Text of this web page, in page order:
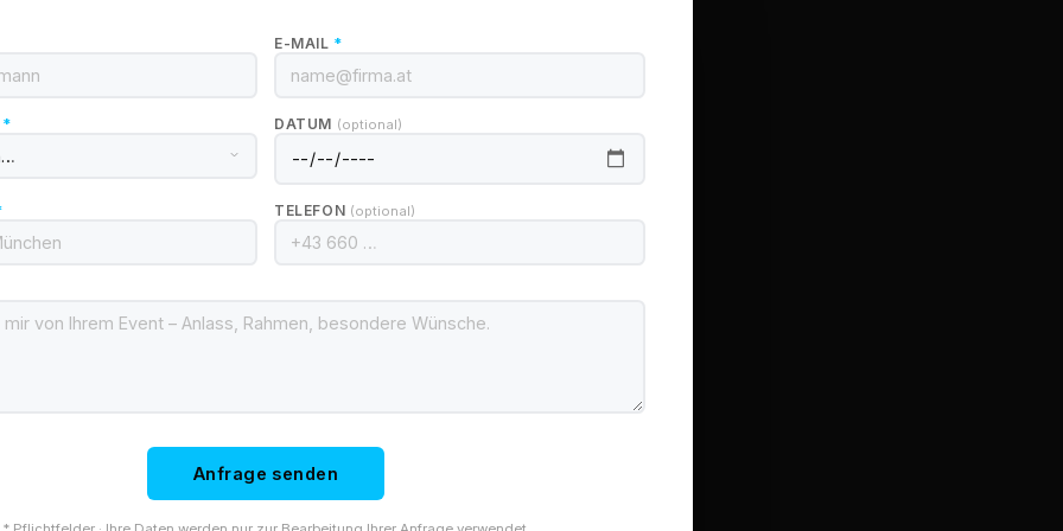
E-MAIL *
* DATUM (optional)
TELEFON (optional)
Anfrage senden